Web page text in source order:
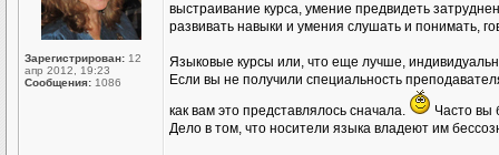
Зарегистрирован: 12
апр 2012, 19:23
Сообщения: 1086
выстраивание курса, умение предвидеть
развивать навыки и умения слушать и понимать,
Языковые курсы или, что еще лучше,
Если вы не получили специальность
как вам это представлялось сначала.
Часто вы
Дело в том, что носители языка владеют им